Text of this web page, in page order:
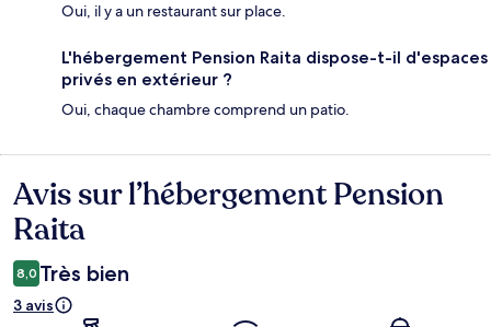
Oui, il y a un restaurant sur place.
L'hébergement Pension Raita dispose-t-il d'espaces
privés en extérieur ?
Oui, chaque chambre comprend un patio.
Avis
Avis sur l’hébergement Pension
Raita
8,0 Très bien
3 avis